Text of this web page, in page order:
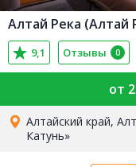
Алтай Река (Алтай
9,1 Отзывы 0
от
Алтайский край,
Катунь»